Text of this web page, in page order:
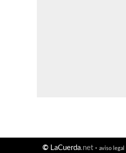
©LaCuerda.net· aviso legal